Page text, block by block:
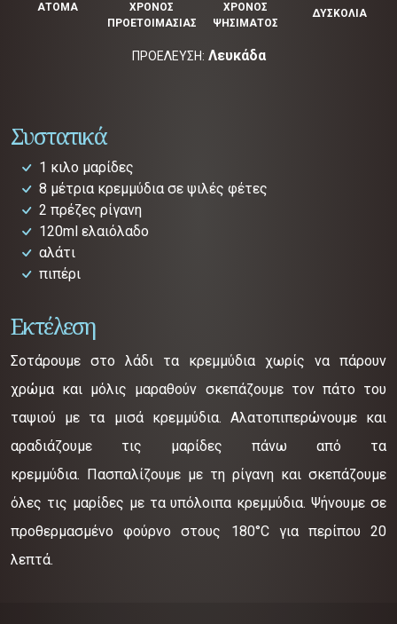
ΑΤΟΜΑ
ΧΡΟΝΟΣ
ΠΡΟΕΤΟΙΜΑΣΙΑΣ
ΧΡΟΝΟΣ
ΨΗΣΙΜΑΤΟΣ
ΔΥΣΚΟΛΙΑ
ΠΡΟΕΛΕΥΣΗ: Λευκάδα
Συστατικά
1 κιλο μαρίδες
8 μέτρια κρεμμύδια σε ψιλές φέτες
2 πρέζες ρίγανη
120ml ελαιόλαδο
αλάτι
πιπέρι
Εκτέλεση
Σοτάρουμε στο λάδι τα κρεμμύδια χωρίς να πάρουν
χρώμα και μόλις μαραθούν σκεπάζουμε τον πάτο του
ταψιού με τα μισά κρεμμύδια. Αλατοπιπερώνουμε και
αραδιάζουμε τις μαρίδες πάνω από τα
κρεμμύδια. Πασπαλίζουμε με τη ρίγανη και σκεπάζουμε
όλες τις μαρίδες με τα υπόλοιπα κρεμμύδια. Ψήνουμε σε
προθερμασμένο φούρνο στους 180°C για περίπου 20
λεπτά.